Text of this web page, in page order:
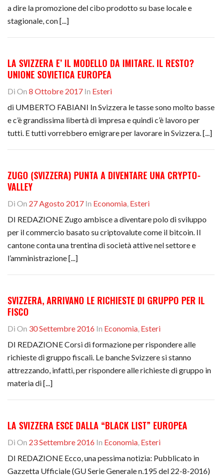
a dire la promozione del cibo prodotto su base locale e
stagionale, con [...]
LA SVIZZERA E’ IL MODELLO DA IMITARE. IL RESTO?
UNIONE SOVIETICA EUROPEA
Di On 8 Ottobre 2017 In Esteri
di UMBERTO FABIANI In Svizzera le tasse sono molto basse
e c’è grandissima libertà di impresa e quindi c’è lavoro per
tutti. E tutti vorrebbero emigrare per lavorare in Svizzera. [...]
ZUGO (SVIZZERA) PUNTA A DIVENTARE UNA CRYPTO-
VALLEY
Di On 27 Agosto 2017 In Economia, Esteri
DI REDAZIONE Zugo ambisce a diventare polo di sviluppo
per il commercio basato su criptovalute come il bitcoin. Il
cantone conta una trentina di società attive nel settore e
l’amministrazione [...]
SVIZZERA, ARRIVANO LE RICHIESTE DI GRUPPO PER IL
FISCO
Di On 30 Settembre 2016 In Economia, Esteri
DI REDAZIONE Corsi di formazione per rispondere alle
richieste di gruppo fiscali. Le banche Svizzere si stanno
attrezzando, infatti, per rispondere alle richieste di gruppo in
materia di [...]
LA SVIZZERA ESCE DALLA “BLACK LIST” EUROPEA
Di On 23 Settembre 2016 In Economia, Esteri
DI REDAZIONE Ecco, una pessima notizia: Pubblicato in
Gazzetta Ufficiale (GU Serie Generale n.195 del 22-8-2016)